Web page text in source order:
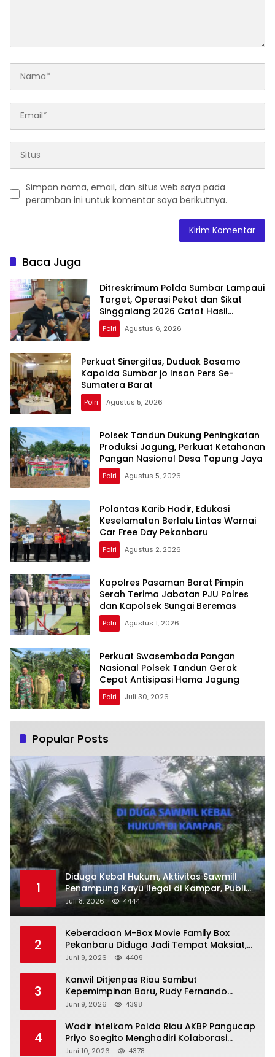
Simpan nama, email, dan situs web saya pada
peramban ini untuk komentar saya berikutnya.
Baca Juga
Ditreskrimum Polda Sumbar Lampaui
Target, Operasi Pekat dan Sikat
Singgalang 2026 Catat Hasil
Maksimal
Polri Agustus 6, 2026
Perkuat Sinergitas, Duduak Basamo
Kapolda Sumbar jo Insan Pers Se-
Sumatera Barat
Polri Agustus 5, 2026
Polsek Tandun Dukung Peningkatan
Produksi Jagung, Perkuat Ketahanan
Pangan Nasional Desa Tapung Jaya
Polri Agustus 5, 2026
Polantas Karib Hadir, Edukasi
Keselamatan Berlalu Lintas Warnai
Car Free Day Pekanbaru
Polri Agustus 2, 2026
Kapolres Pasaman Barat Pimpin
Serah Terima Jabatan PJU Polres
dan Kapolsek Sungai Beremas
Polri Agustus 1, 2026
Perkuat Swasembada Pangan
Nasional Polsek Tandun Gerak
Cepat Antisipasi Hama Jagung
Polri Juli 30, 2026
Popular Posts
1
Diduga Kebal Hukum, Aktivitas Sawmill
Penampung Kayu Ilegal di Kampar, Publik
Soroti Komitmen Penegakan Hukum Polres
Juli 8, 2026 4444
2
Keberadaan M-Box Movie Family Box
Pekanbaru Diduga Jadi Tempat Maksiat,
Warga Resah Minta Pemerintah Lakukan
Juni 9, 2026 4409
3
Kanwil Ditjenpas Riau Sambut
Kepemimpinan Baru, Rudy Fernando
Sianturi Resmi Menjabat Kakanwil
Juni 9, 2026 4398
4
Wadir intelkam Polda Riau AKBP Pangucap
Priyo Soegito Menghadiri Kolaborasi
Selamatkan Lingkungan Cegah Karhutla
Juni 10, 2026 4378